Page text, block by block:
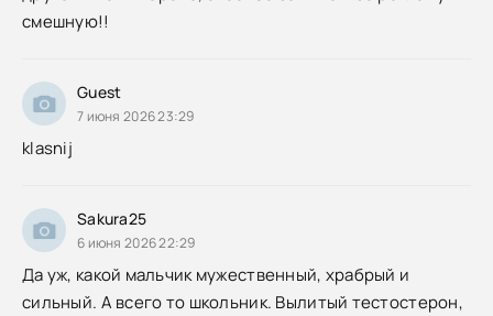
смешную!!
Guest
7 июня 2026 23:29
klasnij
Sakura25
6 июня 2026 22:29
Да уж, какой мальчик мужественный, храбрый и
сильный. А всего то школьник. Вылитый тестостерон,